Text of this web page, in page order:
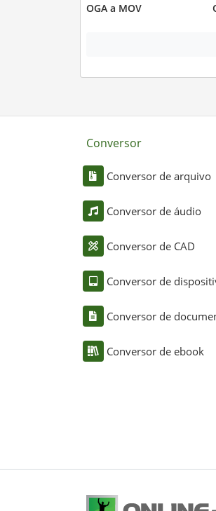
OGA a MOV
Conversor
Conversor de arquivo
Conversor de áudio
Conversor de CAD
Conversor de
Conversor de
Conversor de ebook